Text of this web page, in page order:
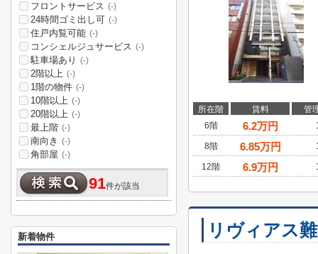
所在階 賃料
管
6階
6.2万円
8階 6.85万円
12階 6.9万円
リヴィアス
フロントサービス (-)
24時間ゴミ出し可 (-)
住戸内覧可能 (-)
コンシェルジュサービス (-)
駐車場あり (-)
2階以上 (-)
1階の物件 (-)
10階以上 (-)
20階以上 (-)
最上階 (-)
南向き (-)
角部屋 (-)
91件が該当
新着物件